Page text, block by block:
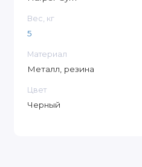
Вес, кг
5
Материал
Металл, резина
Цвет
Черный